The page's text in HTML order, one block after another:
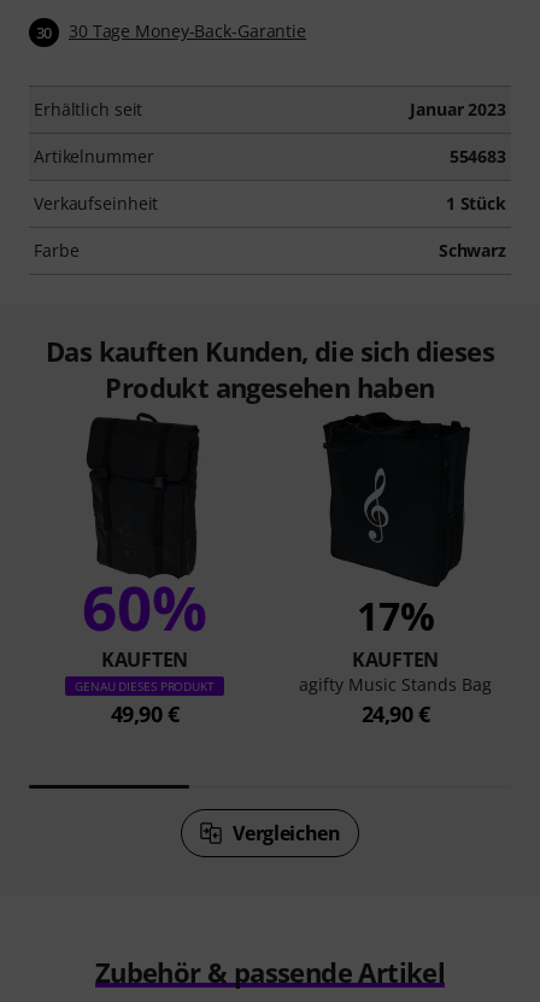
30 30 Tage Money-Back-Garantie
Erhältlich seit Januar 2023
Artikelnummer 554683
Verkaufseinheit 1 Stück
Farbe Schwarz
Das kauften Kunden, die sich dieses
Produkt angesehen haben
60%
KAUFTEN
GENAU DIESES PRODUKT
49,90 €
17%
KAUFTEN
agifty Music Stands Bag
24,90 €
Vergleichen
Zubehör & passende Artikel